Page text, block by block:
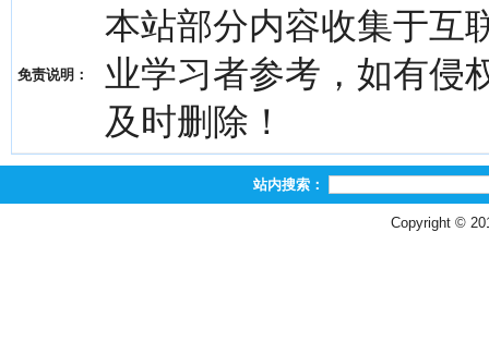
免责说明：
本站部分内容收集于互
业学习者参考，如有侵
及时删除！
站内搜索：
Copyright ©